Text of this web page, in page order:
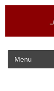
Skip to content